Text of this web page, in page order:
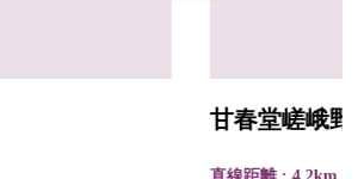
甘春堂嵯峨野店